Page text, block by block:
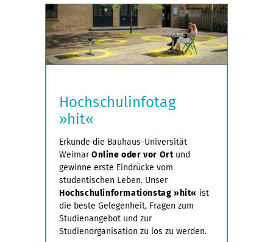
Hochschulinfotag
»hit«
Erkunde die Bauhaus-Universität
WeimarOnline oder vor Ortund
gewinne erste Eindrücke vom
studentischen Leben. Unser
Hochschulinformationstag »hit« ist
die beste Gelegenheit, Fragen zum
Studienangebot und zur
Studienorganisation zu los zu werden.